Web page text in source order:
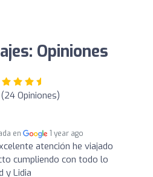
Opiniones
Opiniones)
en 1 year ago
atención he viajado
cumpliendo con todo lo
y Lidia